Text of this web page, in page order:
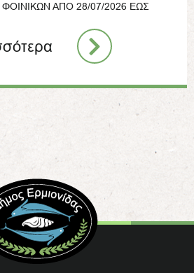
ΑΠΟ 28/07/2026 ΕΩΣ